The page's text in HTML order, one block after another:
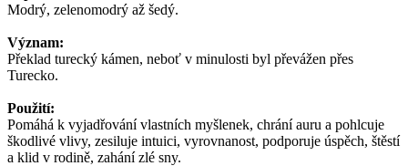
Modrý, zelenomodrý až šedý.
Význam:
Překlad turecký kámen, neboť v minulosti byl převážen přes
Turecko.
Použití:
Pomáhá k vyjadřování vlastních myšlenek, chrání auru a pohlcuje
škodlivé vlivy, zesiluje intuici, vyrovnanost, podporuje úspěch, štěstí
a klid v rodině, zahání zlé sny.